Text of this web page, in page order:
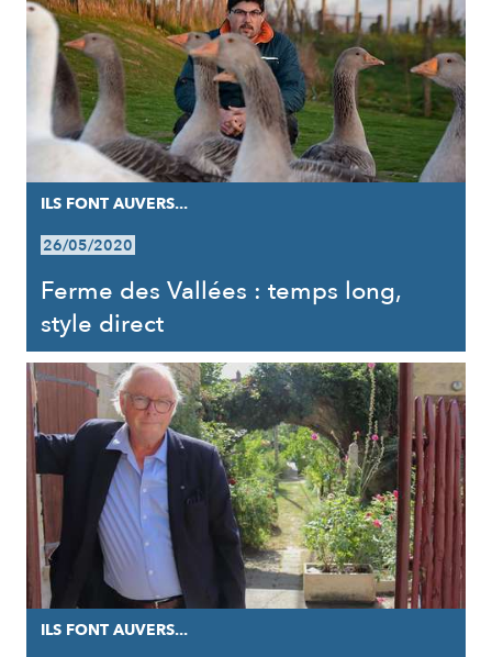
ILS FONT AUVERS...
26/05/2020
Ferme des Vallées : temps long,
style direct
ILS FONT AUVERS...